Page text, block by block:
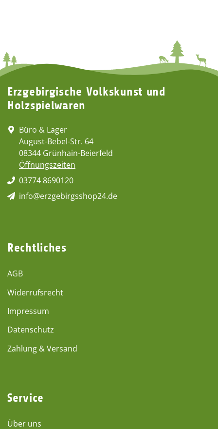
Erzgebirgische Volkskunst und
Holzspielwaren
Büro & Lager
August-Bebel-Str. 64
08344 Grünhain-Beierfeld
Öffnungszeiten
03774 8690120
info@erzgebirgsshop24.de
Rechtliches
AGB
Widerrufsrecht
Impressum
Datenschutz
Zahlung & Versand
Service
Über uns